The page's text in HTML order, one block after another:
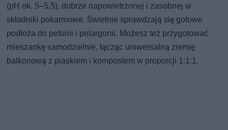
(pH ok. 5–5,5), dobrze napowietrzonej i zasobnej w
składniki pokarmowe. Świetnie sprawdzają się gotowe
podłoża do petunii i pelargonii. Możesz też przygotować
mieszankę samodzielnie, łącząc uniwersalną ziemię
balkonową z piaskiem i kompostem w proporcji 1:1:1.